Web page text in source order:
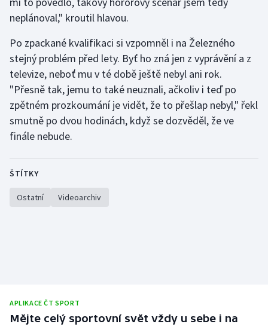
neplánoval," kroutil hlavou.
Po zpackané kvalifikaci si vzpomněl i na Železného
stejný problém před lety. Byť ho zná jen z vyprávění a z
televize, neboť mu v té době ještě nebyl ani rok.
"Přesně tak, jemu to také neuznali, ačkoliv i teď po
zpětném prozkoumání je vidět, že to přešlap nebyl," řekl
smutně po dvou hodinách, když se dozvěděl, že ve
finále nebude.
ŠTÍTKY
Ostatní Videoarchiv
APLIKACE ČT SPORT
Mějte celý sportovní svět vždy u sebe i na